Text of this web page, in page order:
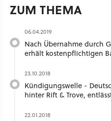
ZUM THEMA
06.04.2019
Nach Übernahme durch
erhält kostenpflichtigen
23.10.2018
Kündigungswelle -
hinter Rift & Trove,
22.01.2018